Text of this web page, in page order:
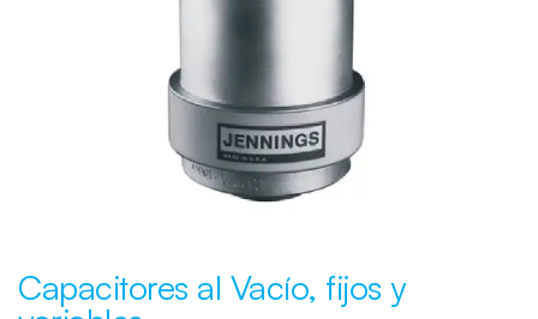
Capacitores al Vacío, fijos y